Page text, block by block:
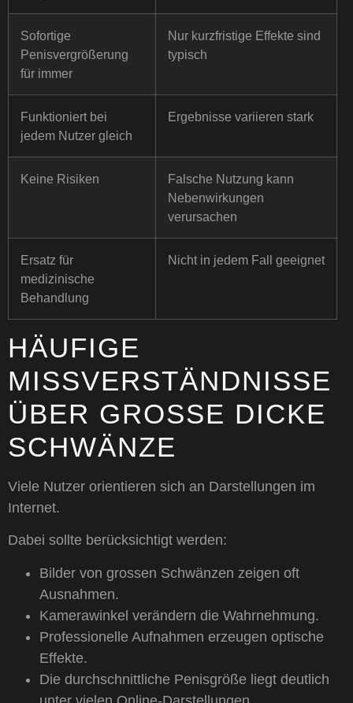
Sofortige
Penisvergrößerung
für immer
Nur kurzfristige Effekte sind
typisch
Funktioniert bei
jedem Nutzer gleich
Ergebnisse variieren stark
Keine Risiken
Falsche Nutzung kann
Nebenwirkungen
verursachen
Ersatz für
medizinische
Behandlung
Nicht in jedem Fall geeignet
HÄUFIGE
MISSVERSTÄNDNISSE
ÜBER GROSSE DICKE S
CHWÄNZE
Viele Nutzer orientieren sich an Darstellungen im
Internet.
Dabei sollte berücksichtigt werden:
Bilder von grossen Schwänzen zeigen oft
Ausnahmen.
Kamerawinkel verändern die Wahrnehmung.
Professionelle Aufnahmen erzeugen optische
Effekte.
Die durchschnittliche Penisgröße liegt deutlich